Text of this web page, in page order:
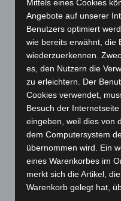
Region Hannover: 21
Roten Kreuz
5. August 2026
Mann läuft mit
Zeugen
5. August 2026
Celle: Mensch stirbt bei
5. August 2026
Gasleitung bei
beschädigt
5. August 2026
Mittels eines Cookies
Angebote auf unserer
Benutzers optimiert
wie bereits erwähnt, die
wiederzuerkennen.
es, den Nutzern die
zu erleichtern. Der
Cookies verwendet,
Besuch der
eingeben, weil dies von
dem Computersystem
übernommen wird. Ein
eines Warenkorbes im
merkt sich die Artikel,
Warenkorb gelegt hat,